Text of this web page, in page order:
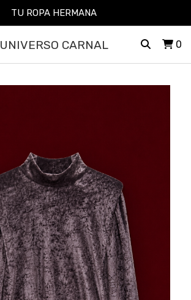
TU ROPA HERMANA
UNIVERSO CARNAL 0